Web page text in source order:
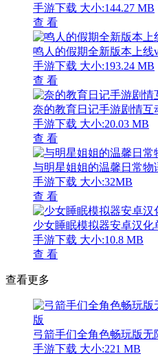
手游下载 大小:144.27 MB
查 看
鸣人的假期全新版本上线
手游下载 大小:193.24 MB
查 看
奈的教育日记手游剧情互
手游下载 大小:20.03 MB
查 看
与明星姐姐的温馨日常物
手游下载 大小:32MB
查 看
少女睡眠模拟器安卓汉化
手游下载 大小:10.8 MB
查 看
查看更多
弓箭手们全角色畅玩版无
手游下载 大小:221 MB